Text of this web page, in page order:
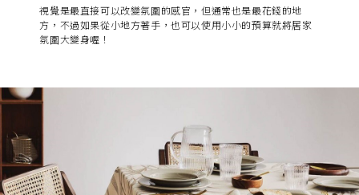
視覺是最直接可以改變氛圍的感官，但通常也是最花錢的地
方，不過如果從小地方著手，也可以使用小小的預算就將居家
氛圍大變身喔！